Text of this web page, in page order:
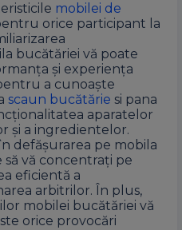
mobilei de
orice participant la
bucătăriei vă poate
și experiența
a cunoaște
scaun bucătărie si pana
aparatelor
și a ingredientelor.
defășurarea pe mobila
vă concentrați pe
eficientă a
arbitrilor. În plus,
mobilei bucătăriei vă
orice provocări